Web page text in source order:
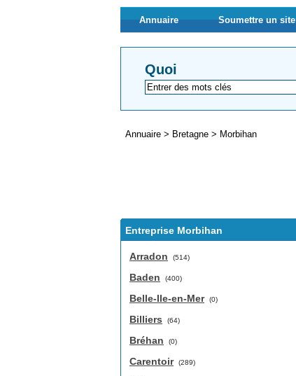
Annuaire Soumettre un site
Quoi
Annuaire > Bretagne > Morbihan
Entreprise Morbihan
Arradon (514)
Baden (400)
Belle-Ile-en-Mer (0)
Billiers (64)
Bréhan (0)
Carentoir (289)